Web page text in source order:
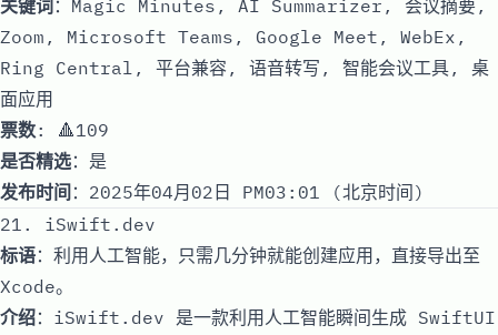
关键词：Magic Minutes, AI Summarizer, 会议摘要,
Zoom, Microsoft Teams, Google Meet, WebEx,
Ring Central, 平台兼容, 语音转写, 智能会议工具, 桌
面应用
票数: 🔺109
是否精选：是
发布时间 ：2025年04月02日 PM03:01 (北京时间)
21. iSwift.dev
标语：利用人工智能，只需几分钟就能创建应用，直接导出至
Xcode。
介绍：iSwift.dev 是一款利用人工智能瞬间生成 SwiftUI